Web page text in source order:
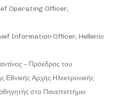
Operating Officer,
Information Officer, Hellenic
– Πρόεδρος του
Εθνικής Αρχής Ηλεκτρονικής
στο Πανεπιστήμιο